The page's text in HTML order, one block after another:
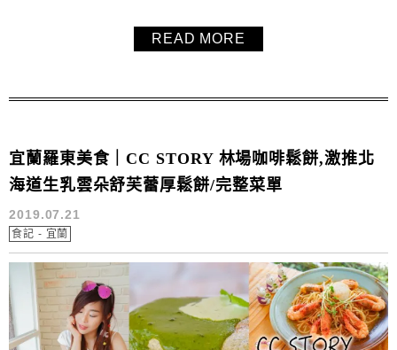
統美食代表。想找羅東美食推薦、羅東小吃必吃名單，「喥
READ MORE
宜蘭羅東美食｜CC STORY 林場咖啡鬆餅,激推北
海道生乳雲朵舒芙蕾厚鬆餅/完整菜單
2019.07.21
食記 - 宜蘭